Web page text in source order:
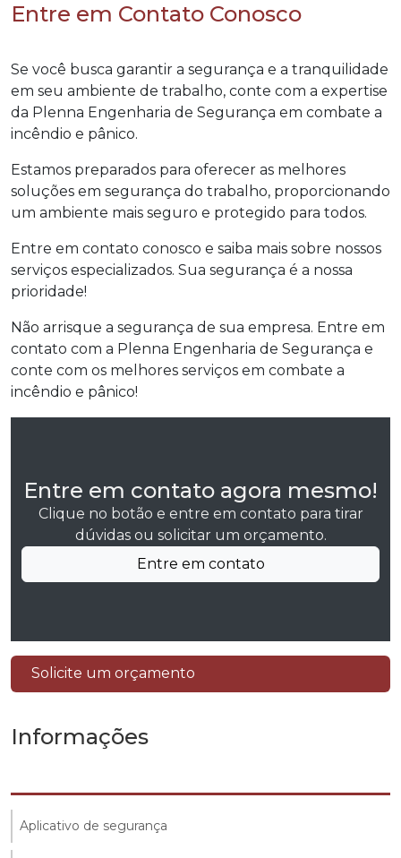
Entre em Contato Conosco
Se você busca garantir a segurança e a tranquilidade
em seu ambiente de trabalho, conte com a expertise
da Plenna Engenharia de Segurança em combate a
incêndio e pânico.
Estamos preparados para oferecer as melhores
soluções em segurança do trabalho, proporcionando
um ambiente mais seguro e protegido para todos.
Entre em contato conosco e saiba mais sobre nossos
serviços especializados. Sua segurança é a nossa
prioridade!
Não arrisque a segurança de sua empresa. Entre em
contato com a Plenna Engenharia de Segurança e
conte com os melhores serviços em combate a
incêndio e pânico!
Entre em contato agora mesmo!
Clique no botão e entre em contato para tirar
dúvidas ou solicitar um orçamento.
Entre em contato
Solicite um orçamento
Informações
Aplicativo de segurança